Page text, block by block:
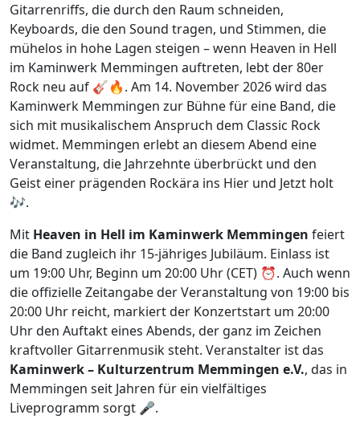
Gitarrenriffs, die durch den Raum schneiden,
Keyboards, die den Sound tragen, und Stimmen, die
mühelos in hohe Lagen steigen – wenn Heaven in Hell
im Kaminwerk Memmingen auftreten, lebt der 80er
Rock neu auf 🎸🔥. Am 14. November 2026 wird das
Kaminwerk Memmingen zur Bühne für eine Band, die
sich mit musikalischem Anspruch dem Classic Rock
widmet. Memmingen erlebt an diesem Abend eine
Veranstaltung, die Jahrzehnte überbrückt und den
Geist einer prägenden Rockära ins Hier und Jetzt holt
🎶.
Mit Heaven in Hell im Kaminwerk Memmingen feiert
die Band zugleich ihr 15-jähriges Jubiläum. Einlass ist
um 19:00 Uhr, Beginn um 20:00 Uhr (CET) ⏰. Auch wenn
die offizielle Zeitangabe der Veranstaltung von 19:00 bis
20:00 Uhr reicht, markiert der Konzertstart um 20:00
Uhr den Auftakt eines Abends, der ganz im Zeichen
kraftvoller Gitarrenmusik steht. Veranstalter ist das
Kaminwerk – Kulturzentrum Memmingen e.V., das in
Memmingen seit Jahren für ein vielfältiges
Liveprogramm sorgt 🎤.